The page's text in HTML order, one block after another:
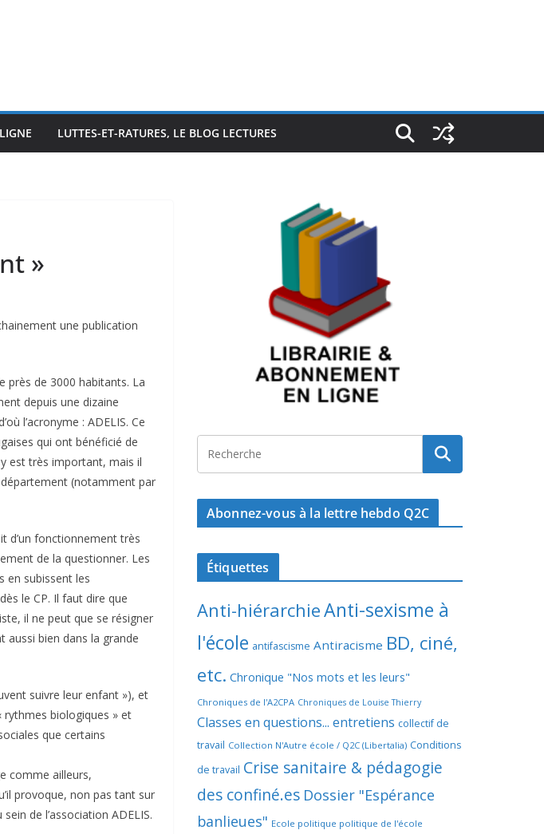
LUTTES-ET-RATURES, LE BLOG LECTURES
»
une publication
près de 3000 habitants. La
depuis une dizaine
l’acronyme : ADELIS. Ce
qui ont bénéficié de
est très important, mais il
(notamment par
d’un fonctionnement très
de la questionner. Les
en subissent les
le CP. Il faut dire que
il ne peut que se résigner
aussi bien dans la grande
suivre leur enfant »), et
rythmes biologiques » et
que certains
comme ailleurs,
provoque, non pas tant sur
de l’association ADELIS.
Abonnez-vous à la lettre hebdo Q2C
Étiquettes
Anti-hiérarchieAnti-sexisme à
l'école antifascisme Antiracisme BD, ciné,
etc. Chronique "Nos mots et les leurs"
Chroniques de l'A2CPA Chroniques de Louise Thierry
Classes en questions... entretiens collectif de
travail Collection N'Autre école / Q2C (Libertalia) Conditions
de travail Crise sanitaire & pédagogie
des confiné.es Dossier "Espérance
banlieues" Ecole politique politique de l'école